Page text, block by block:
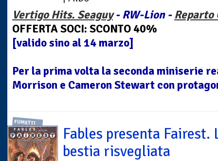
Vertigo Hits. Seaguy- RW-Lion - Reparto
OFFERTA SOCI: SCONTO 40%
[valido sino al 14 marzo]
Per la prima volta la seconda miniserie
Morrison e Cameron Stewart con
FUMETTI
Fables presenta Fairest.
bestia risvegliata